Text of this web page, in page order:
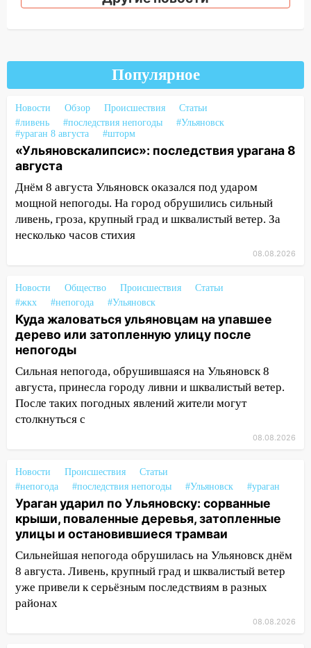
13:59 В Новом городе ураганным
ветром сорвало опалубку со
строящегося дома
13:54
В мэрии Ульяновска рассказали,
как устраняют последствия мощного
шторма
13:49 Стихия продолжает крушить
Ульяновск: дерево рухнуло на дом на
Орджоникидзе
13:47 На Нижней Террасе мощным
ветром вырвало дерево с корнем
СТО на проспекте Созидателей
13:35 Непогода продолжает бить по
транспорту: в Ульяновске трамвай
сошёл с рельсов
13:22 Упавшие деревья перекрыли
дороги в Ульяновске: фото
13:17 Непогода в Ульяновске не
закончится сегодня: сильные ливни
житель Вешкаймского района похитил у
знакомого 191 тысячу рублей
13:14 Ураган оторвал светофор на
проспекте Филатова в Ульяновске
13:12 Дерево пробило крышу дома на
Новгородской в Ульяновске и рухнуло
на электрощит
В Заволжском районе дерево
Популярное
Новости Обзор Происшествия
Статьи
#ливень
#последствия непогоды
#Ульяновск
#ураган 8 августа
#шторм
«Ульяновскалипсис»: последствия урагана 8
августа
Днём 8 августа Ульяновск оказался под ударом
мощной непогоды. На город обрушились сильный
ливень, гроза, крупный град и шквалистый ветер. За
несколько часов стихия
08.08.2026
Новости Общество Происшествия
Статьи
#жкх
#непогода #Ульяновск
Куда жаловаться ульяновцам на упавшее
дерево или затопленную улицу после
непогоды
Сильная непогода, обрушившаяся на Ульяновск 8
августа, принесла городу ливни и шквалистый ветер.
После таких погодных явлений жители могут
столкнуться с
08.08.2026
Новости Происшествия
Статьи
#непогода
#последствия непогоды #Ульяновск #ураган
Ураган ударил по Ульяновску: сорванные
крыши, поваленные деревья, затопленные
улицы и остановившиеся трамваи
Сильнейшая непогода обрушилась на Ульяновск днём
8 августа. Ливень, крупный град и шквалистый ветер
уже привели к серьёзным последствиям в разных
районах
08.08.2026